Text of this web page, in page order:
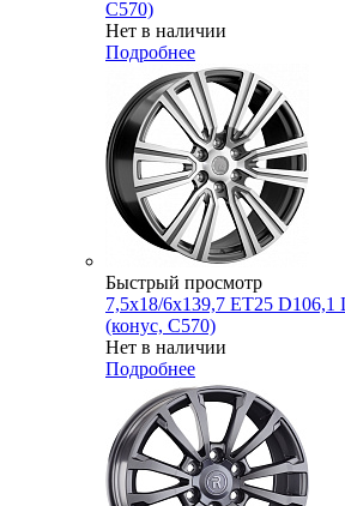
C570)
Нет в наличии
Подробнее
Быстрый просмотр
7,5x18/6x139,7 ET25
(конус, C570)
Нет в наличии
Подробнее